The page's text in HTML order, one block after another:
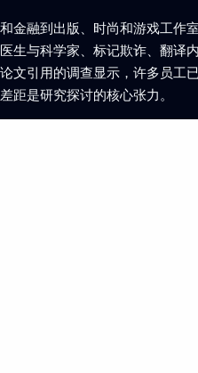
金融到出版、时尚和游戏工作
生与科学家、标记欺诈、翻译
文引用的调查显示，许多员工
距是研究探讨的核心张力。